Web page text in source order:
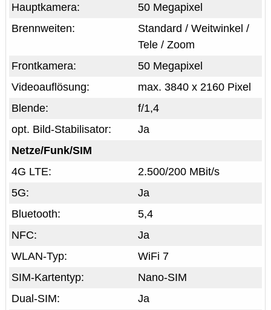
50 Megapixel
Hauptkamera:
Standard / Weitwinkel /
Tele / Zoom
Brennweiten:
50 Megapixel
Frontkamera:
max. 3840 x 2160 Pixel
Videoauflösung:
f/1,4
Blende:
Ja
opt. Bild-Stabilisator:
Netze/Funk/SIM
2.500/200 MBit/s
4G LTE:
Ja
5G:
5,4
Bluetooth:
Ja
NFC:
WiFi 7
WLAN-Typ:
Nano-SIM
SIM-Kartentyp:
Ja
Dual-SIM: